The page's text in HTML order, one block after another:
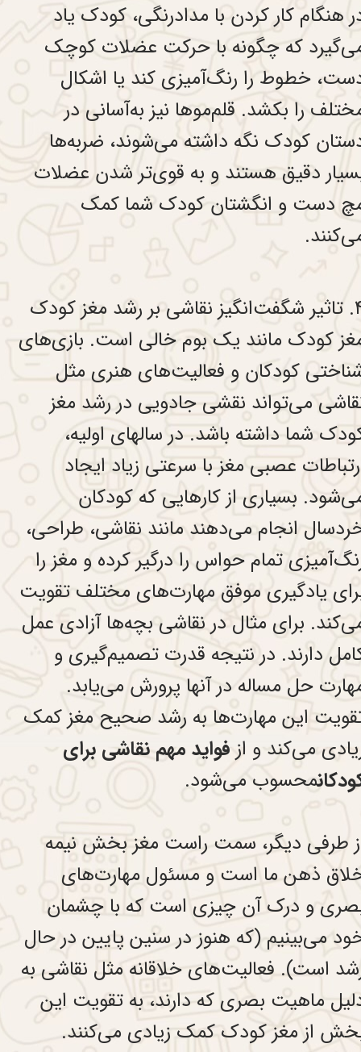
هنگام کار کردن با مداد‌‌رنگی، کودک یاد
که چگونه با حرکت عضلات کوچک
خطوط را رنگ‌آمیزی کند یا اشکال
را بکشد. قلم‌موها نیز به‌آسانی در
کودک نگه داشته می‌شوند، ضربه‌ها
دقیق هستند و به قوی‌تر شدن عضلات
دست و انگشتان کودک شما کمک
رشد مغز کودک
کودک مانند یک بوم خالی است. بازی‌های
کودکان و فعالیت‌های هنری مثل
می‌تواند نقشی جادویی در رشد مغز
شما داشته باشد. در سالهای اولیه،
عصبی مغز با سرعتی زیاد ایجاد
بسیاری از کارهایی که کودکان
انجام می‌دهند مانند نقاشی، طراحی،
تمام حواس را درگیر کرده و مغز را
یادگیری موفق مهارت‌های مختلف تقویت
برای مثال در نقاشی بچه‌ها آزادی عمل
دارند. در نتیجه قدرت تصمیم‌گیری و
حل مساله در آنها پرورش می‌یابد.
این مهارت‌ها به رشد صحیح مغز کمک
می‌کند و ازفواید مهم نقاشی برای
محسوب می‌شود.
طرفی دیگر، سمت راست مغز بخش نیمه
ذهن ما است و مسئول مهارت‌های
و درک آن چیزی است که با چشمان
می‌بینیم (که هنوز در سنین پایین در حال
است). فعالیت‌های خلاقانه مثل نقاشی به
ماهیت بصری که دارند، به تقویت این
از مغز کودک کمک زیادی می‌کنند.